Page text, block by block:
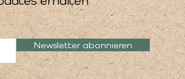
Newsletter abonnieren